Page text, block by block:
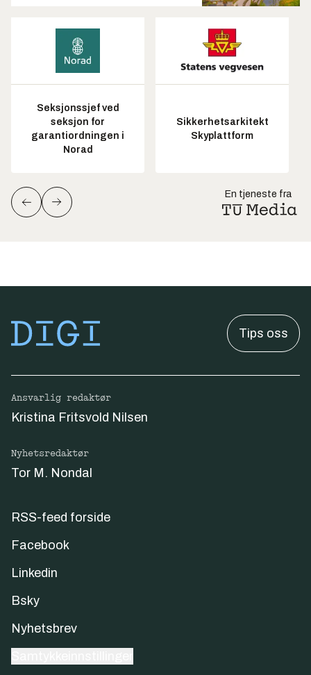
Seksjonssjef ved
seksjon for
garantiordningen i
Norad
Sikkerhetsarkitekt
Skyplattform
En tjeneste fra
Tips oss
Ansvarlig redaktør
Kristina Fritsvold Nilsen
Nyhetsredaktør
Tor M. Nondal
RSS-feed forside
Facebook
Linkedin
Bsky
Nyhetsbrev